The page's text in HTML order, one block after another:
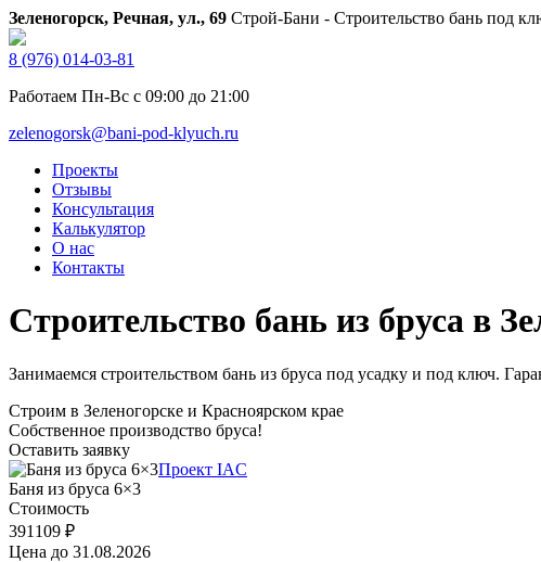
Зеленогорск, Речная, ул., 69 Строй-Бани - Строительство бань под
8 (976) 014-03-81
Работаем Пн-Вс с 09:00 до 21:00
zelenogorsk@bani-pod-klyuch.ru
Проекты
Отзывы
Консультация
Калькулятор
О нас
Контакты
Строительство бань из бруса в
Занимаемся строительством бань из бруса под усадку и под ключ.
Строим в Зеленогорске и Красноярском крае
Собственное производство бруса!
Оставить заявку
Проект IAC
Баня из бруса 6×3
Стоимость
391109 ₽
Цена до 31.08.2026